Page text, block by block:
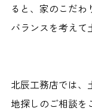
ると、家のこだわ
バランスを考えて
北辰工務店では、
地探しのご相談を